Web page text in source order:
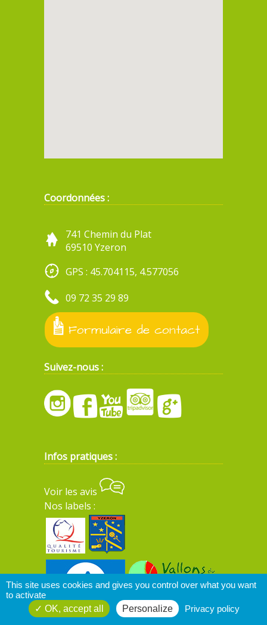
Coordonnées :
741 Chemin du Plat
69510 Yzeron
GPS : 45.704115, 4.577056
09 72 35 29 89
Formulaire de contact
Suivez-nous :
Infos pratiques :
Voir les avis
Nos labels :
This site uses cookies and gives you control over what you want
to activate
OK, accept all
Personalize Privacy policy